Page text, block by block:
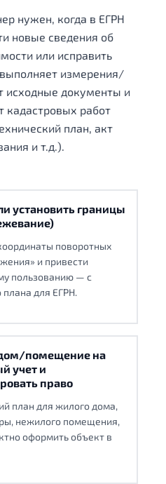
нужен, когда в ЕГРН
новые сведения об
или исправить
измерения/
исходные документы и
кадастровых работ
план, акт
и т.д.).
установить границы
поворотных
и привести
пользованию — с
для ЕГРН.
помещение на
учет и
право
план для жилого дома,
нежилого помещения,
оформить объект в